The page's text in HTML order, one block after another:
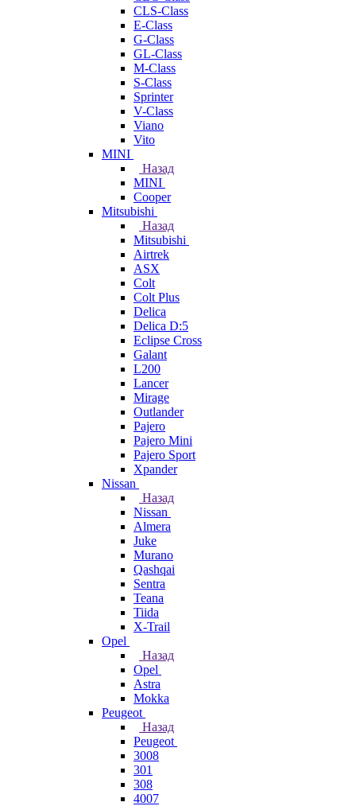
CLS-Class
E-Class
G-Class
GL-Class
M-Class
S-Class
Sprinter
V-Class
Viano
Vito
MINI
Назад
MINI
Cooper
Mitsubishi
Назад
Mitsubishi
Airtrek
ASX
Colt
Colt Plus
Delica
Delica D:5
Eclipse Cross
Galant
L200
Lancer
Mirage
Outlander
Pajero
Pajero Mini
Pajero Sport
Xpander
Nissan
Назад
Nissan
Almera
Juke
Murano
Qashqai
Sentra
Teana
Tiida
X-Trail
Opel
Назад
Opel
Astra
Mokka
Peugeot
Назад
Peugeot
3008
301
308
4007